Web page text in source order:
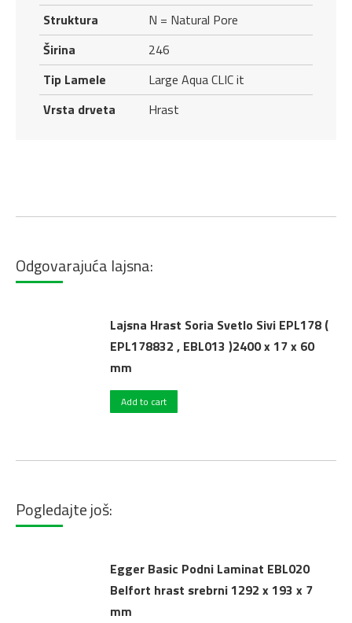
Struktura
N = Natural Pore
Širina
246
Tip Lamele
Large Aqua CLIC it
Vrsta drveta
Hrast
Odgovarajuća lajsna:
Lajsna Hrast Soria Svetlo Sivi EPL178 (
EPL178832 , EBL013 )2400 x 17 x 60
mm
Add to cart
Pogledajte još:
Egger Basic Podni Laminat EBL020
Belfort hrast srebrni 1292 x 193 x 7
mm